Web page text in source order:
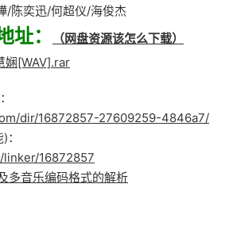
/陈奕迅/何超仪/海俊杰
址：
（网盘资源该怎么下载）
娴[WAV].rar
dir/16872857-27609259-4846a7/
16872857
多音乐编码格式的解析